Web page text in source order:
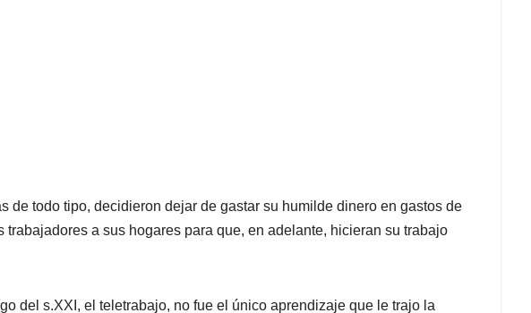
de todo tipo, decidieron dejar de gastar su humilde dinero en gastos de
trabajadores a sus hogares para que, en adelante, hicieran su trabajo
del s.XXI, el teletrabajo, no fue el único aprendizaje que le trajo la